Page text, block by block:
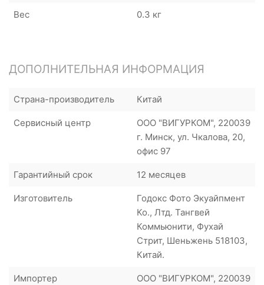
Вес 0.3 кг
ДОПОЛНИТЕЛЬНАЯ ИНФОРМАЦИЯ
Страна-производитель Китай
Сервисный центр
ООО "ВИГУРКОМ", 220039
г. Минск, ул. Чкалова, 20,
офис 97
Гарантийный срок 12 месяцев
Изготовитель
Годокс Фото Экуайпмент
Ко., Лтд. Тангвей
Коммьюнити, Фухай
Стрит, Шеньжень 518103,
Китай.
Импортер
ООО "ВИГУРКОМ", 220039